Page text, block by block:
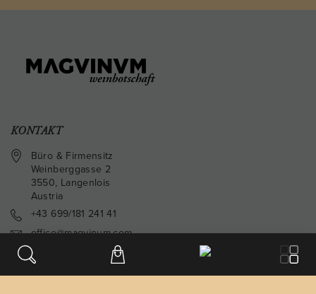
KONTAKT
Büro & Firmensitz
Weinberggasse 2
3550, Langenlois
Austria
+43 699/181 241 41
office@magvinum.com